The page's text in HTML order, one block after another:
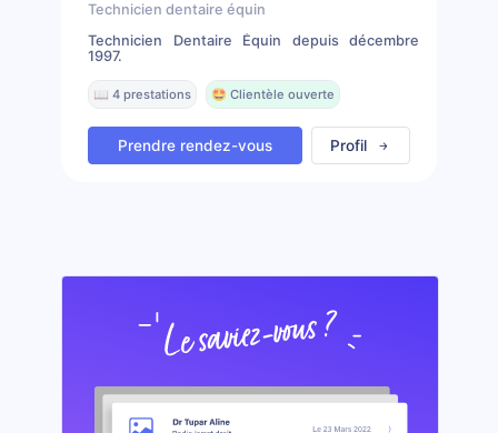
Technicien dentaire équin
Technicien Dentaire Équin depuis décembre
1997.
📖 4 prestations 🤩 Clientèle ouverte
Prendre rendez-vous Profil